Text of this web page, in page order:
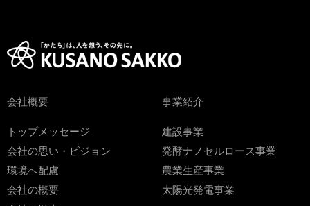
会社概要
トップメッセージ
会社の思い・ビジョン
環境へ配慮
会社の概要
事業紹介
建設事業
発酵ナノセルロース事業
農業生産事業
太陽光発電事業